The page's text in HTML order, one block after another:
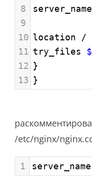
8
9
10 location /
11 try_files
12 }
13 }
/etc/nginx/
1